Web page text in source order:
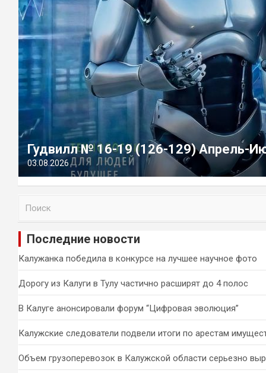
Гудвилл № 16-19 (126-129) Апрель-
03.08.2026
и
Последние новости
Калужанка победила в конкурсе на лучшее научное фото
Дорогу из Калуги в Тулу частично расширят до 4 полос
В Калуге анонсировали форум “Цифровая эволюция”
Калужские следователи подвели итоги по арестам
Объем грузоперевозок в Калужской области серьезно